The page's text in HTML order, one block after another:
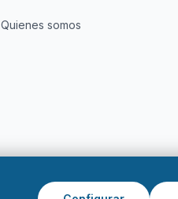
Quienes somos